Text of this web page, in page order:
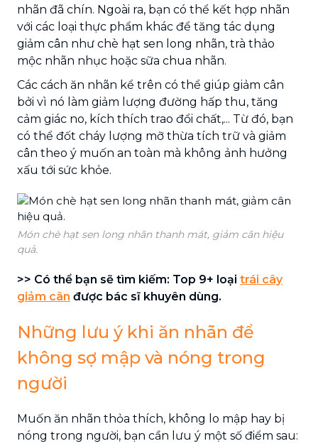
nhãn đã chín. Ngoài ra, bạn có thể kết hợp nhãn
với các loại thực phẩm khác để tăng tác dụng
giảm cân như chè hạt sen long nhãn, trà thảo
mộc nhãn nhục hoặc sữa chua nhãn.
Các cách ăn nhãn kể trên có thể giúp giảm cân
bởi vì nó làm giảm lượng đường hấp thu, tăng
cảm giác no, kích thích trao đổi chất,... Từ đó, bạn
có thể đốt cháy lượng mỡ thừa tích trữ và giảm
cân theo ý muốn an toàn mà không ảnh hưởng
xấu tới sức khỏe.
Món chè hạt sen long nhãn thanh mát, giảm cân hiệu
quả.
>> Có thể bạn sẽ tìm kiếm: Top 9+ loại trái cây
giảm cân được bác sĩ khuyên dùng.
Những lưu ý khi ăn nhãn để
không sợ mập và nóng trong
người
Muốn ăn nhãn thỏa thích, không lo mập hay bị
nóng trong người, bạn cần lưu ý một số điểm sau: